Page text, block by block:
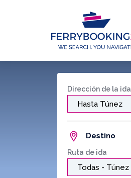
Dirección de la ida
Destino
Ruta de ida